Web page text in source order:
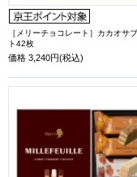
［メリーチョコレート］カカオサ
ト42枚
価格 3,240円(税込)